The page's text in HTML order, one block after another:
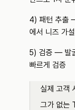
4) 패턴 추출
에서 니즈 가
5) 검증 — 발
빠르게 검증
실제 고객
그가 없는